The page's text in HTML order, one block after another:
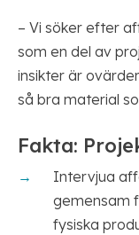
– Vi söker efter
som en del av
insikter är
så bra material
Fakta:
Intervjua
gemensam
fysiska